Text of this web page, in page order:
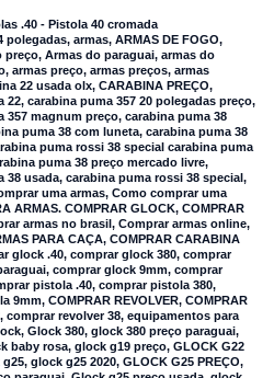
.40 - Pistola 40 cromada
polegadas, armas, ARMAS DE FOGO,
preço, Armas do paraguai, armas do
, armas preço, armas preços, armas
22 usada olx, CARABINA PREÇO,
22, carabina puma 357 20 polegadas preço,
357 magnum preço, carabina puma 38
puma 38 com luneta, carabina puma 38
puma rossi 38 special carabina puma
puma 38 preço mercado livre,
38 usada, carabina puma rossi 38 special,
uma armas, Como comprar uma
ARMAS. COMPRAR GLOCK, COMPRAR
armas no brasil, Comprar armas online,
PARA CAÇA, COMPRAR CARABINA
glock .40, comprar glock 380, comprar
, comprar glock 9mm, comprar
pistola .40, comprar pistola 380,
9mm, COMPRAR REVOLVER, COMPRAR
, comprar revolver 38, equipamentos para
, Glock 380, glock 380 preço paraguai,
baby rosa, glock g19 preço, GLOCK G22
g25, glock g25 2020, GLOCK G25 PREÇO,